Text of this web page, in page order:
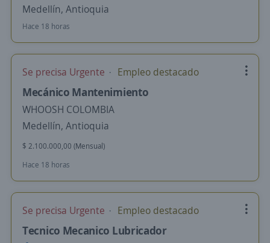
Medellín, Antioquia
Hace 18 horas
Se precisa Urgente Empleo destacado
Mecánico Mantenimiento
WHOOSH COLOMBIA
Medellín, Antioquia
$ 2.100.000,00 (Mensual)
Hace 18 horas
Se precisa Urgente Empleo destacado
Tecnico Mecanico Lubricador